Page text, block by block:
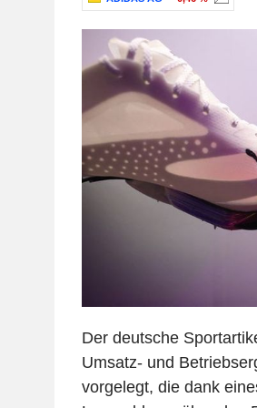
Der deutsche
Umsatz- und
vorgelegt, die dank